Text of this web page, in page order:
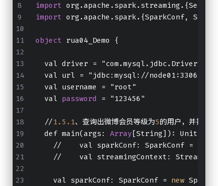
import
import org.apache.spark.{SparkConf,
object rua04_Demo {
  val driver = "com.mysql.jdbc.Driver"
val url = "jdbc:mysql://node01:3306/
  val username = "root"
  val
password = "123456"
  //
1.5 .1、查询出微博会员等级为5的用户，并把这
  def main(args:
Array [String]): Unit = {
    //    val sparkConf: SparkConf =
//    val streamingContext:
    val sparkConf: SparkConf =
new